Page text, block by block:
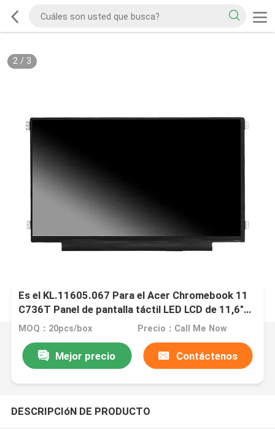
2/ 3
Es el KL.11605.067 Para el Acer Chromebook 11
C736T Panel de pantalla táctil LED LCD de 11,6"
HD IPS B116XAK01.0 B116XAK01.2
MOQ：20pcs/box Precio：Call Me Now
Mejor precio Contáctenos
DESCRIPCIóN DE PRODUCTO